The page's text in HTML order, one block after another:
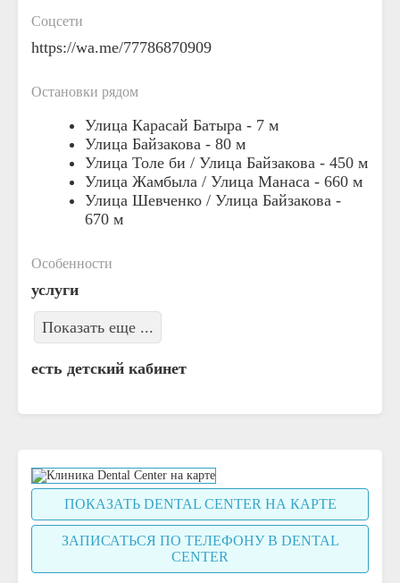
Соцсети
https://wa.me/77786870909
Остановки рядом
Улица Карасай Батыра - 7 м
Улица Байзакова - 80 м
Улица Толе би / Улица Байзакова - 450 м
Улица Жамбыла / Улица Манаса - 660 м
Улица Шевченко / Улица Байзакова -
670 м
Особенности
услуги
Показать еще ...
есть детский кабинет
ПОКАЗАТЬ DENTAL CENTER НА КАРТЕ
ЗАПИСАТЬСЯ ПО ТЕЛЕФОНУ В DENTAL
CENTER